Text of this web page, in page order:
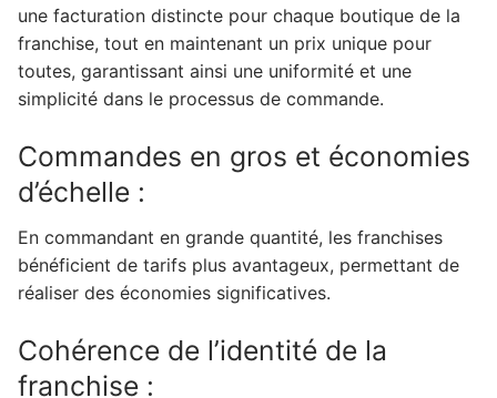
une facturation distincte pour chaque boutique de la
franchise, tout en maintenant un prix unique pour
toutes, garantissant ainsi une uniformité et une
simplicité dans le processus de commande.
Commandes en gros et économies
d’échelle :
En commandant en grande quantité, les franchises
bénéficient de tarifs plus avantageux, permettant de
réaliser des économies significatives.
Cohérence de l’identité de la
franchise :